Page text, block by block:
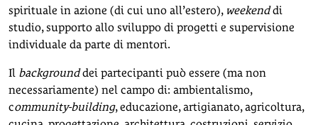
spirituale in azione (di cui uno all’estero), weekenddi
studio, supporto allo sviluppo di progetti e supervisione
individuale da parte di mentori.
Il backgrounddei partecipanti può essere (ma non
necessariamente) nel campo di: ambientalismo,
community-building, educazione, artigianato, agricoltura,